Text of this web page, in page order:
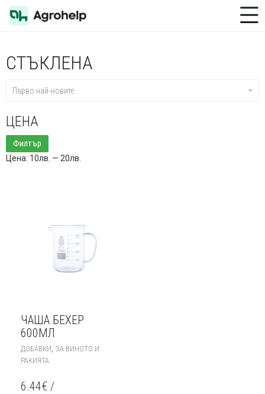
Toggle Menu
СТЪКЛЕНА
Първо най-новите
ЦЕНА
Минимална
цена
Максимална
цена
Филтър
Цена: 10лв. — 20лв.
ЧАША БЕХЕР
600МЛ
ДОБАВКИ ЗА ВИНОТО И
РАКИЯТА
6.44€ /